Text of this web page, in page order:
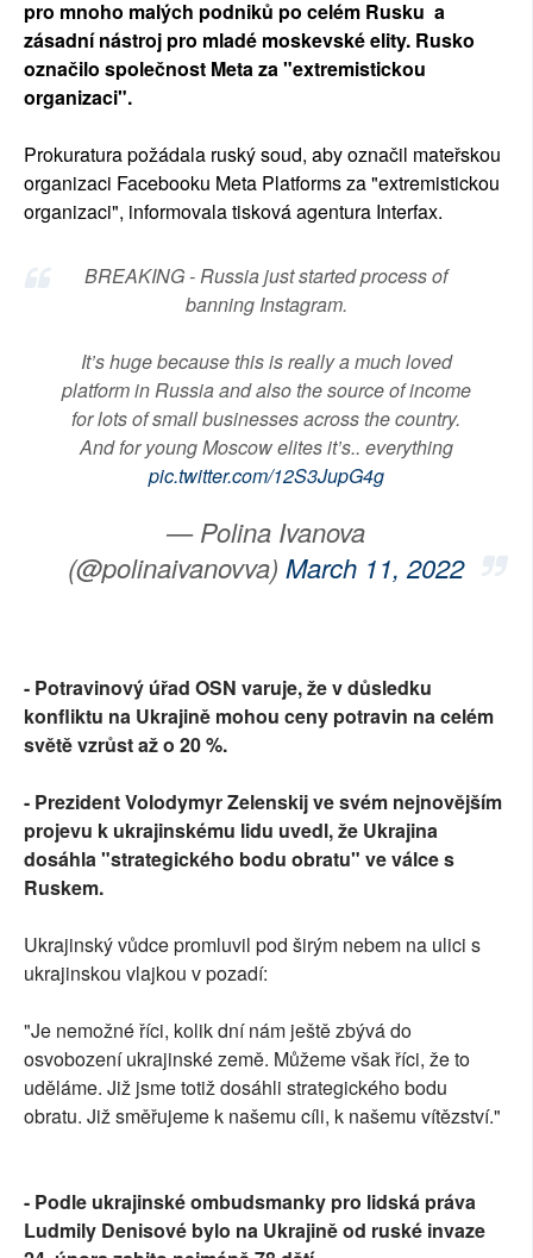
pro mnoho malých podniků po celém Rusku a
zásadní nástroj pro mladé moskevské elity. Rusko
označilo společnost Meta za "extremistickou
organizaci".
Prokuratura požádala ruský soud, aby označil mateřskou
organizaci Facebooku Meta Platforms za "extremistickou
organizaci", informovala tisková agentura Interfax.
BREAKING - Russia just started process of
banning Instagram.
It’s huge because this is really a much loved
platform in Russia and also the source of income
for lots of small businesses across the country.
And for young Moscow elites it’s.. everything
pic.twitter.com/12S3JupG4g
— Polina Ivanova
(@polinaivanovva) March 11, 2022
- Potravinový úřad OSN varuje, že v důsledku
konfliktu na Ukrajině mohou ceny potravin na celém
světě vzrůst až o 20 %.
- Prezident Volodymyr Zelenskij ve svém nejnovějším
projevu k ukrajinskému lidu uvedl, že Ukrajina
dosáhla "strategického bodu obratu" ve válce s
Ruskem.
Ukrajinský vůdce promluvil pod širým nebem na ulici s
ukrajinskou vlajkou v pozadí:
"Je nemožné říci, kolik dní nám ještě zbývá do
osvobození ukrajinské země. Můžeme však říci, že to
uděláme. Již jsme totiž dosáhli strategického bodu
obratu. Již směřujeme k našemu cíli, k našemu vítězství."
- Podle ukrajinské ombudsmanky pro lidská práva
Ludmily Denisové bylo na Ukrajině od ruské invaze